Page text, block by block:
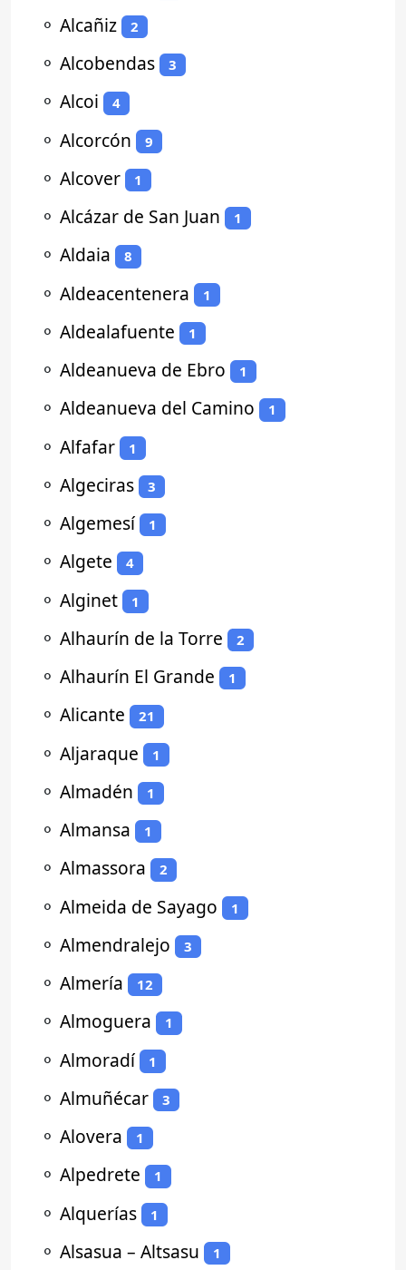
⚬ Alcañiz 2
⚬ Alcobendas 3
⚬ Alcoi 4
⚬ Alcorcón 9
⚬ Alcover 1
⚬ Alcázar de San Juan 1
⚬ Aldaia 8
⚬ Aldeacentenera 1
⚬ Aldealafuente 1
⚬ Aldeanueva de Ebro 1
⚬ Aldeanueva del Camino 1
⚬ Alfafar 1
⚬ Algeciras 3
⚬ Algemesí 1
⚬ Algete 4
⚬ Alginet 1
⚬ Alhaurín de la Torre 2
⚬ Alhaurín El Grande 1
⚬ Alicante 21
⚬ Aljaraque 1
⚬ Almadén 1
⚬ Almansa 1
⚬ Almassora 2
⚬ Almeida de Sayago 1
⚬ Almendralejo 3
⚬ Almería 12
⚬ Almoguera 1
⚬ Almoradí 1
⚬ Almuñécar 3
⚬ Alovera 1
⚬ Alpedrete 1
⚬ Alquerías 1
⚬ Alsasua – Altsasu 1